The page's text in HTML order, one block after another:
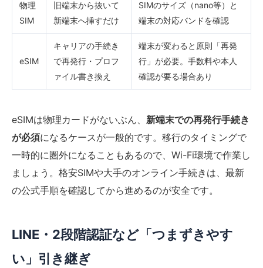
物理
SIM
旧端末から抜いて
新端末へ挿すだけ
SIMのサイズ（nano等）と
端末の対応バンドを確認
eSIM
キャリアの手続き
で再発行・プロフ
ァイル書き換え
端末が変わると原則「再発
行」が必要。手数料や本人
確認が要る場合あり
eSIMは物理カードがないぶん、 新端末での再発行手続き
が必須になるケースが一般的です。移行のタイミングで
一時的に圏外になることもあるので、Wi-Fi環境で作業し
ましょう。格安SIMや大手のオンライン手続きは、最新
の公式手順を確認してから進めるのが安全です。
LINE・2段階認証など「つまずきやす
い」引き継ぎ